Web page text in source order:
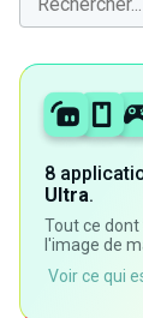
8
Ultra.
Tout ce
l'image de
Voir ce qui